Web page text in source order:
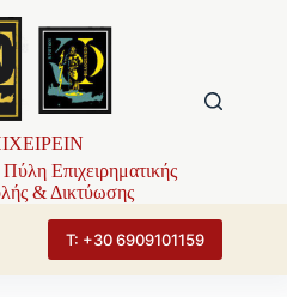
Επιχειρηματικής
& Δικτύωσης
Τ: +30 6909101159